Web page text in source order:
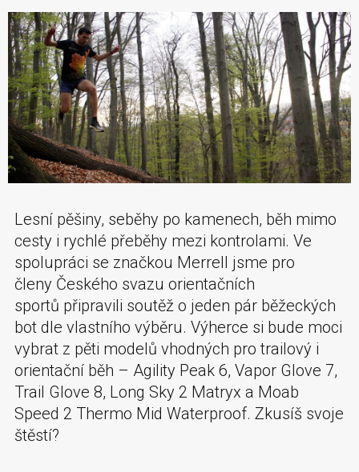
Lesní pěšiny, seběhy po kamenech, běh mimo
cesty i rychlé přeběhy mezi kontrolami. Ve
spolupráci se značkou Merrell jsme pro
členy Českého svazu orientačních
sportů připravili soutěž o jeden pár běžeckých
bot dle vlastního výběru. Výherce si bude moci
vybrat z pěti modelů vhodných pro trailový i
orientační běh – Agility Peak 6, Vapor Glove 7,
Trail Glove 8, Long Sky 2 Matryx a Moab
Speed 2 Thermo Mid Waterproof. Zkusíš svoje
štěstí?